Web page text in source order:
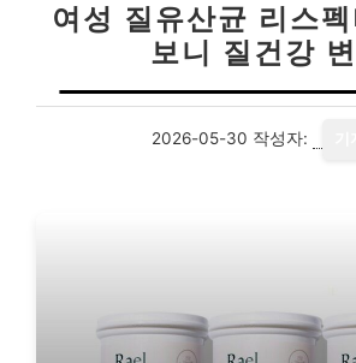
여성 질유산균 리스
보니 질건강
2026-05-30 작성자: